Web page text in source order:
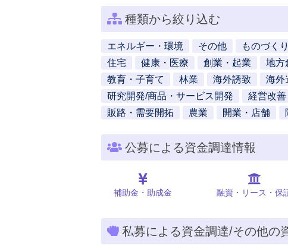
種類から絞り込む
エネルギー・環境 その他 ものづく
住宅
健康・医療 創業・起業 地方
教育・子育て
林業 海外誘致 海外
研究開発/商品・サービス開発
経営改善
販路・需要開拓
農業 開業・店舗
公募による資金調達情報
補助金・助成金 融資・リース・保
私募による資金調達/その他の